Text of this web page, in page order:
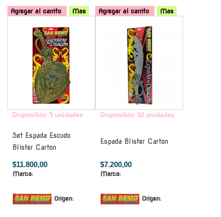
Agregar al carrito Mas Agregar al carrito
Mas
Disponible: 5 unidades
Set Espada Escudo
Blister Carton
$11.800,00
Marca:
Origen:
Disponible: 10 unidades
Espada Blister Carton
$7.200,00
Marca:
Origen: